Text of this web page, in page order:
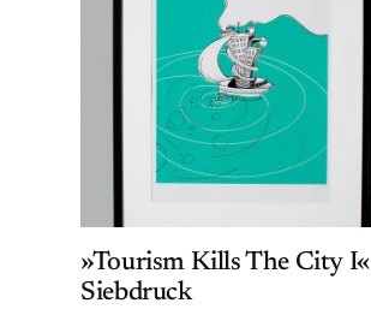
»Tourism Kills The City I«
Siebdruck